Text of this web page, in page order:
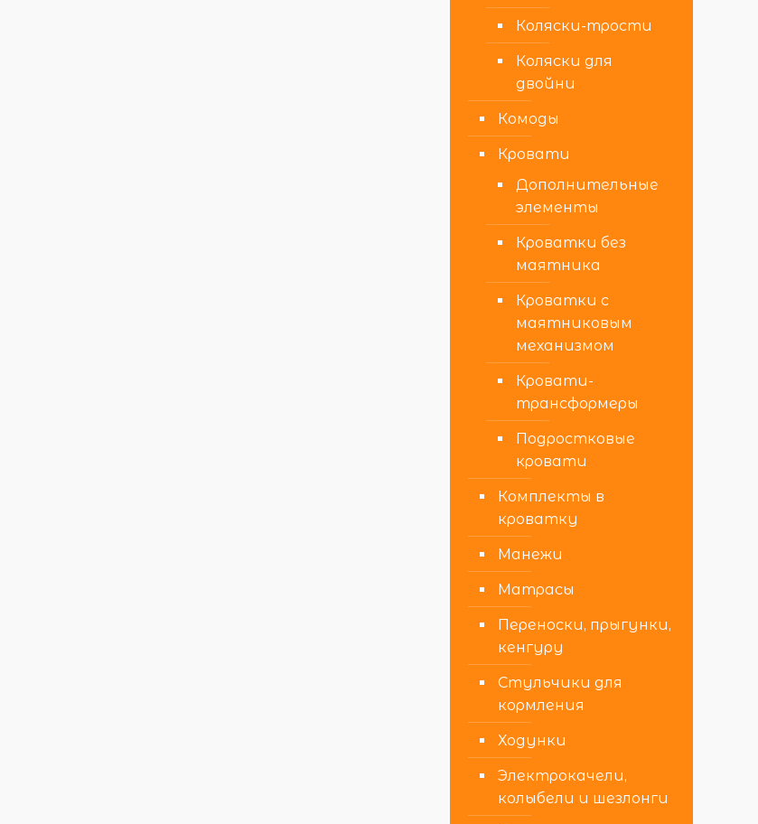
Коляски-трости
Коляски для
двойни
Комоды
Кровати
Дополнительные
элементы
Кроватки без
маятника
Кроватки с
маятниковым
механизмом
Кровати-
трансформеры
Подростковые
кровати
Комплекты в
кроватку
Манежи
Матрасы
Переноски, прыгунки,
кенгуру
Стульчики для
кормления
Ходунки
Электрокачели,
колыбели и шезлонги